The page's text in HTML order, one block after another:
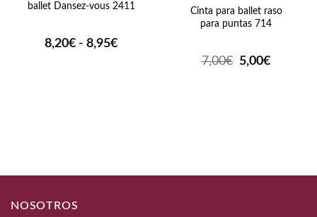
ballet Dansez-vous 2411
8,20€ - 8,95€Rango
Cinta para ballet raso
para puntas 714
7,00€ El
5,00€El
NOSOTROS